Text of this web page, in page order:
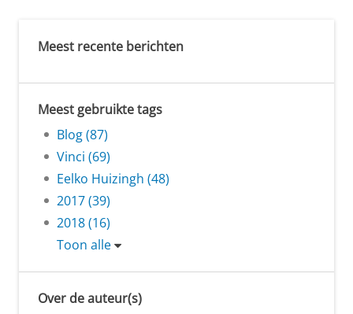
Meest recente berichten
Meest gebruikte tags
Blog (87)
Vinci (69)
Eelko Huizingh (48)
2017 (39)
2018 (16)
Toon alle
Over de auteur(s)